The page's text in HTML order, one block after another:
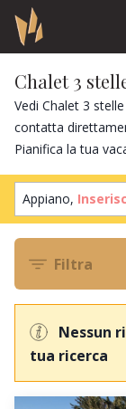
Chalet 3
Vedi Chalet 3
contatta
Pianifica la tua
Appiano,
Filtra
Nessun
tua ricerca